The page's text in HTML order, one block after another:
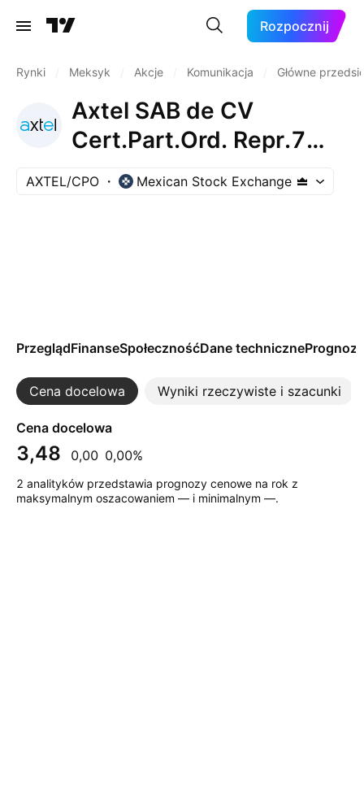
Rozpocznij
Rynki Meksyk Akcje Komunikacja Główne
Axtel SAB de CV
Cert.Part.Ord. Repr.7
Shs B
AXTEL/CPO Mexican Stock Exchange
PrzeglądFinanseSpołecznośćDane technicznePrognozy
Cena docelowa Wyniki rzeczywiste i szacunki
Cena docelowa
3,48 0,00 0,00%
2 analityków przedstawia prognozy cenowe na rok z
maksymalnym oszacowaniem — i minimalnym —.